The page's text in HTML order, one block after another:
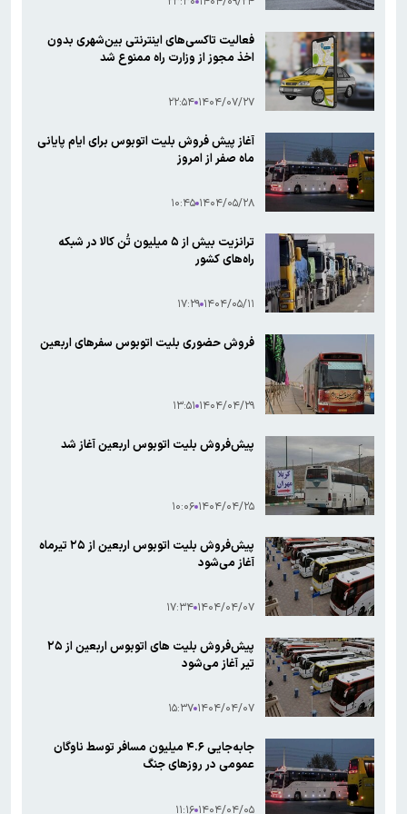
فعالیت تاکسی‌های اینترنتی بین‌شهری بدون
اخذ مجوز از وزارت راه ممنوع شد
۱۴۰۴/۰۷/۲۷ ۲۲:۵۴
آغاز پیش فروش بلیت اتوبوس برای ایام پایانی
ماه صفر از امروز
۱۴۰۴/۰۵/۲۸ ۱۰:۴۵
ترانزیت بیش از ۵ میلیون تُن کالا در شبکه
راه‌های کشور
۱۴۰۴/۰۵/۱۱ ۱۷:۲۹
فروش حضوری بلیت اتوبوس سفرهای اربعین
۱۴۰۴/۰۴/۲۹ ۱۳:۵۱
پیش‌فروش بلیت اتوبوس اربعین آغاز شد
۱۴۰۴/۰۴/۲۵ ۱۰:۰۶
پیش‌فروش بلیت اتوبوس اربعین از ۲۵ تیرماه
آغاز می‌شود
۱۴۰۴/۰۴/۰۷ ۱۷:۳۴
پیش‌فروش بلیت ‌های اتوبوس اربعین از ۲۵
تیر آغاز می‌شود
۱۴۰۴/۰۴/۰۷ ۱۵:۳۷
جابه‌جایی ۴.۶ میلیون مسافر توسط ناوگان
عمومی در روزهای جنگ
۱۴۰۴/۰۴/۰۵ ۱۱:۱۶